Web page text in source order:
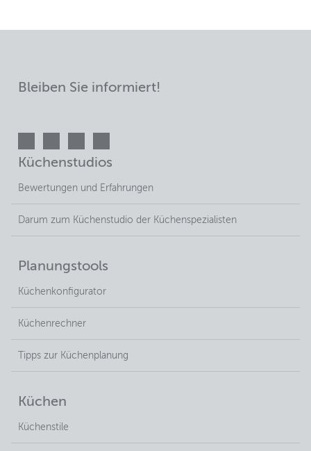
Küchenstudios
Bewertungen und Erfahrungen
Darum zum Küchenstudio der Küchenspezialisten
Planungstools
Küchenkonfigurator
Küchenrechner
Tipps zur Küchenplanung
Küchen
Küchenstile
Bleiben Sie informiert!